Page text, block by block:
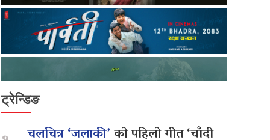
ट्रेन्डिङ
चलचित्र ‘जलाकी’को पहिलो गीत ‘चाँदी